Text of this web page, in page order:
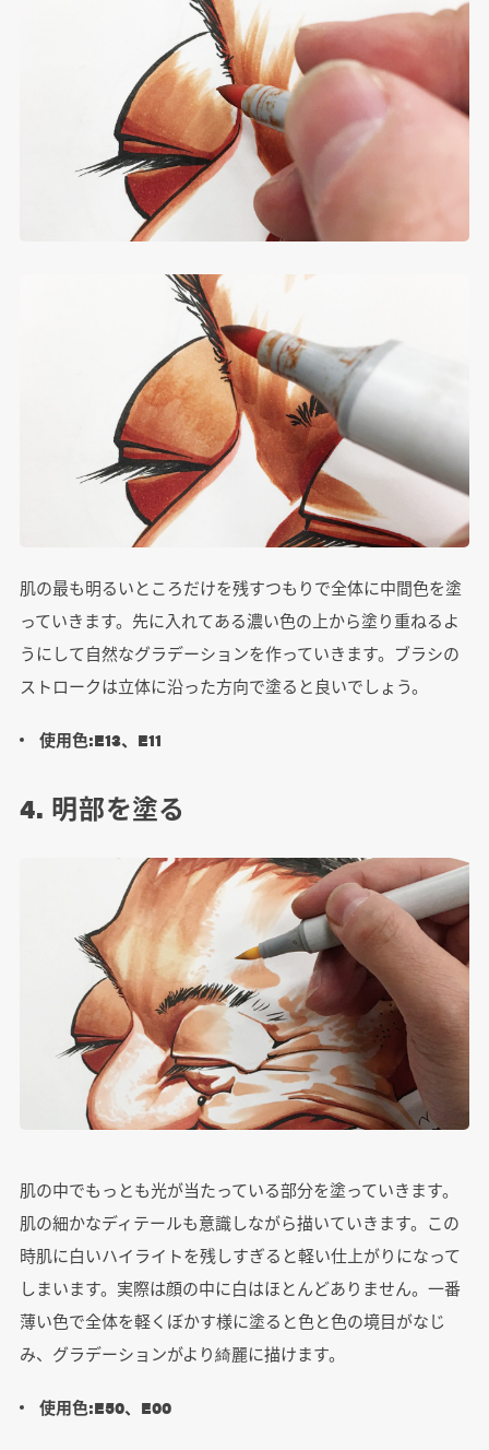
肌の最も明るいところだけを残すつもりで全体に中間色を塗
っていきます。先に入れてある濃い色の上から塗り重ねるよ
うにして自然なグラデーションを作っていきます。ブラシの
ストロークは立体に沿った方向で塗ると良いでしょう。
使用色:E13、E11
4. 明部を塗る
肌の中でもっとも光が当たっている部分を塗っていきます。
肌の細かなディテールも意識しながら描いていきます。この
時肌に白いハイライトを残しすぎると軽い仕上がりになって
しまいます。実際は顔の中に白はほとんどありません。一番
薄い色で全体を軽くぼかす様に塗ると色と色の境目がなじ
み、グラデーションがより綺麗に描けます。
使用色:E50、E00